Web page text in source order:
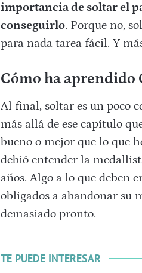
importancia de soltar el
conseguirlo. Porque no,
para nada tarea fácil. Y
Cómo ha
Al final, soltar es un poco
más allá de ese capítulo
bueno o mejor que lo que
debió entender la
años. Algo a lo que deben
obligados a abandonar su
demasiado pronto.
TE PUEDE INTERESAR